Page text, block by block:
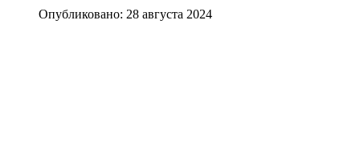
Опубликовано: 28 августа 2024